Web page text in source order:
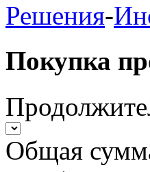
Решения-
Покупка
Общая